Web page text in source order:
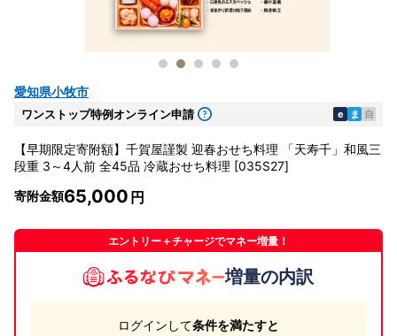
愛知県小牧市
ワンストップ特例オンライン申請 e ま 自
【早期限定寄附額】千賀屋謹製 迎春おせち料理 「天寿千」和風三
段重 3～4人前 全45品 冷蔵おせち料理 [035S27]
寄附金額65,000
エントリー＋チャージでマネー増量！
増量の内訳
ログインして条件を満たすと